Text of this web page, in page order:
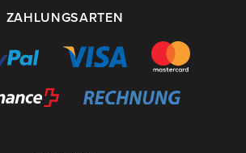
ZAHLUNGSARTEN